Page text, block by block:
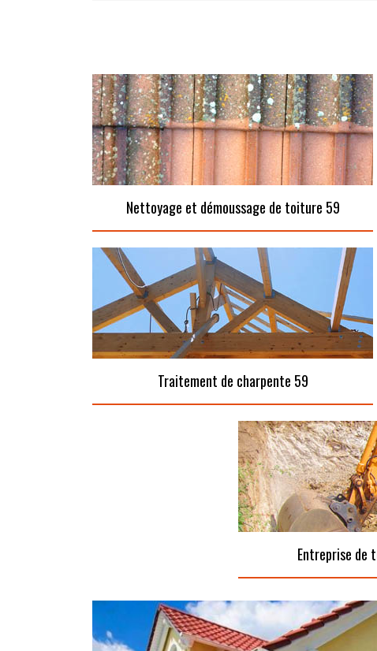
Nettoyage et démoussage de toiture 59
Traitement de charpente 59
Entreprise de